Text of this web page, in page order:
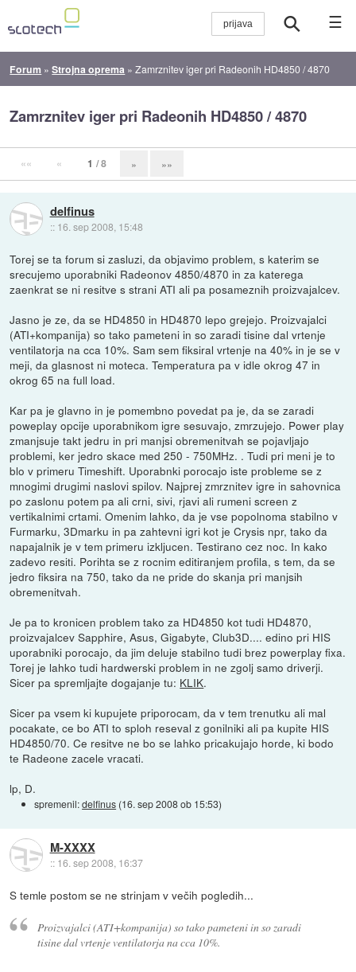
☰
Forum »Strojna oprema »Zamrznitev iger pri Radeonih HD4850 / 4870
Zamrznitev iger pri Radeonih HD4850 / 4870
«« « 1 / 8 » »»
delfinus
:: 16. sep 2008, 15:48
Torej se ta forum si zasluzi, da objavimo problem, s katerim se
srecujemo uporabniki Radeonov 4850/4870 in za katerega
zaenkrat se ni resitve s strani ATI ali pa posameznih proizvajalcev.
Jasno je ze, da se HD4850 in HD4870 lepo grejejo. Proizvajalci
(ATI+kompanija) so tako pameteni in so zaradi tisine dal vrtenje
ventilatorja na cca 10%. Sam sem fiksiral vrtenje na 40% in je se v
meji, da glasnost ni moteca. Temperatura pa v idle okrog 47 in
okrog 65 na full load.
Kar pa je glavno in je pomembno povedat pa je, da se zaradi
poweplay opcije uporabnikom igre sesuvajo, zmrzujejo. Power play
zmanjsuje takt jedru in pri manjsi obremenitvah se pojavljajo
problemi, ker jedro skace med 250 - 750MHz. . Tudi pri meni je to
blo v primeru Timeshift. Uporabnki porocajo iste probleme se z
mnogimi drugimi naslovi spilov. Najprej zmrznitev igre in sahovnica
po zaslonu potem pa ali crni, sivi, rjavi ali rumeni screen z
vertikalnimi crtami. Omenim lahko, da je vse popolnoma stabilno v
Furmarku, 3Dmarku in pa zahtevni igri kot je Crysis npr, tako da
napajalnik je v tem primeru izkljucen. Testirano cez noc. In kako
zadevo resiti. Porihta se z rocnim editiranjem profila, s tem, da se
jedro fiksira na 750, tako da ne pride do skanja pri manjsih
obremenitvah.
Je pa to kronicen problem tako za HD4850 kot tudi HD4870,
proizvajalcev Sapphire, Asus, Gigabyte, Club3D.... edino pri HIS
uporabniki porocajo, da jim deluje stabilno tudi brez powerplay fixa.
Torej je lahko tudi hardwerski problem in ne zgolj samo driverji.
Sicer pa spremljajte dogajanje tu: KLIK.
Sicer pa vsem ki kupujete priporocam, da v tem trenutku ali mal
pocakate, ce bo ATI to sploh reseval z gonilniki ali pa kupite HIS
HD4850/70. Ce resitve ne bo se lahko pricakujajo horde, ki bodo
te Radeone zacele vracati.
lp, D.
spremenil:delfinus (16. sep 2008 ob 15:53)
M-XXXX
:: 16. sep 2008, 16:37
S temle postom se ne strinjam v večih pogledih...
Proizvajalci (ATI+kompanija) so tako pameteni in so zaradi
tisine dal vrtenje ventilatorja na cca 10%.